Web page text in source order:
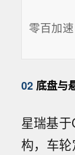
零百加速
02底盘与
星瑞基
构，车